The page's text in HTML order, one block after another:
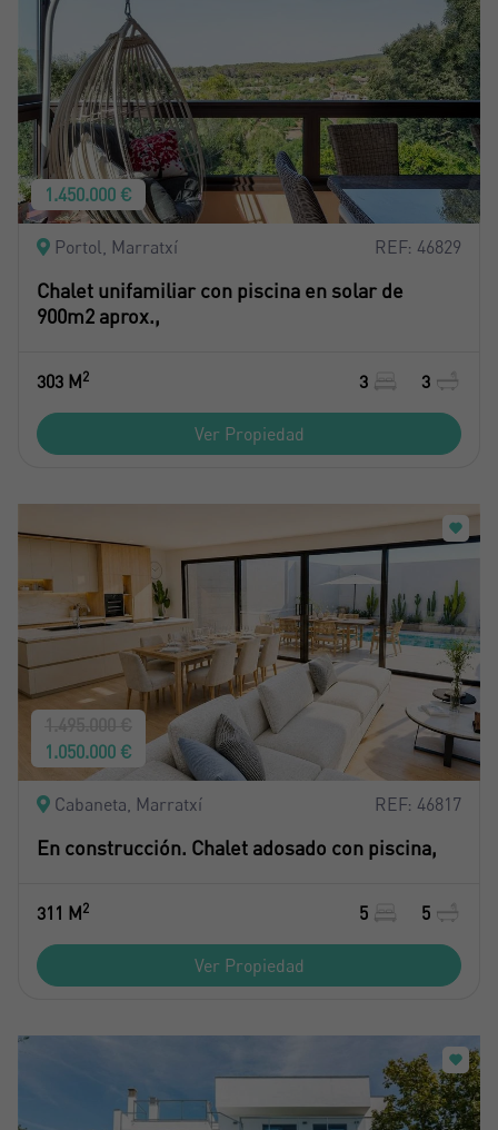
1.450.000 €
Portol, Marratxí REF: 46829
Chalet unifamiliar con piscina en solar de
900m2 aprox.,
303 M2 3 3
Ver Propiedad
1.050.000 €
Cabaneta, Marratxí REF: 46817
En construcción. Chalet adosado con piscina,
311 M2 5 5
Ver Propiedad